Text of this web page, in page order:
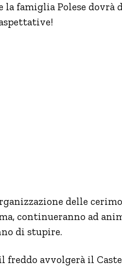
la famiglia Polese
delle
continueranno ad
di stupire.
freddo avvolgerà il